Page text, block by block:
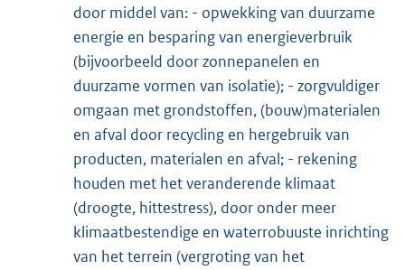
door middel van: - opwekking van duurzame
energie en besparing van energieverbruik
(bijvoorbeeld door zonnepanelen en
duurzame vormen van isolatie); - zorgvuldiger
omgaan met grondstoffen, (bouw)materialen
en afval door recycling en hergebruik van
producten, materialen en afval; - rekening
houden met het veranderende klimaat
(droogte, hittestress), door onder meer
klimaatbestendige en waterrobuuste inrichting
van het terrein (vergroting van het